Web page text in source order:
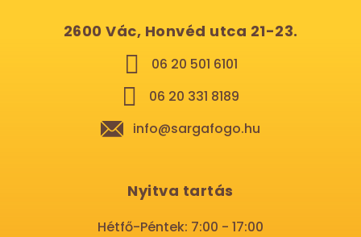
2600 Vác, Honvéd utca 21-23.
06 20 501 6101
06 20 331 8189
info@sargafogo.hu
Nyitva tartás
Hétfő-Péntek: 7:00 - 17:00